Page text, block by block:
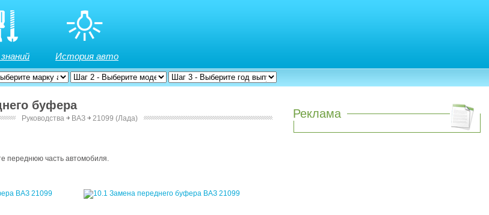
История авто
буфера
Руководства ￫ ВАЗ ￫ 21099 (Лада)
переднюю часть автомобиля.
Реклама